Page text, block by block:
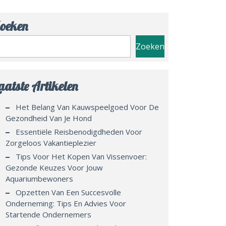
Zoeken
Artikelen
Het Belang Van Kauwspeelgoed Voor De
Gezondheid Van Je Hond
Essentiële Reisbenodigdheden Voor
Zorgeloos Vakantieplezier
Tips Voor Het Kopen Van Vissenvoer:
Gezonde Keuzes Voor Jouw
Aquariumbewoners
Opzetten Van Een Succesvolle
Onderneming: Tips En Advies Voor
Startende Ondernemers